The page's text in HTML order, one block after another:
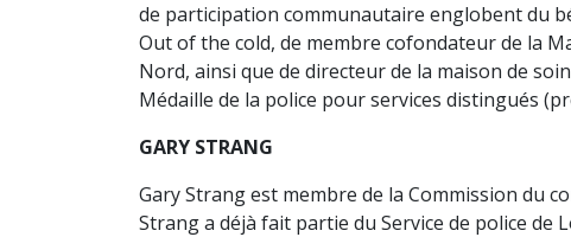
de participation communautaire englobent du
Out of the cold, de membre cofondateur de la
Nord, ainsi que de directeur de la maison de
Médaille de la police pour services distingués
GARY STRANG
Gary Strang est membre de la Commission du
Strang a déjà fait partie du Service de police